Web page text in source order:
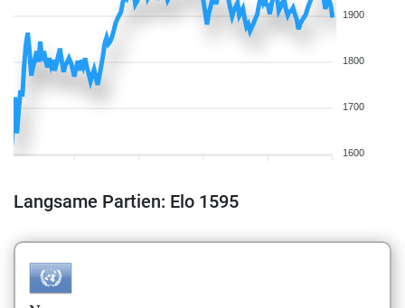
1900
1800
1700
1600
Langsame Partien: Elo 1595